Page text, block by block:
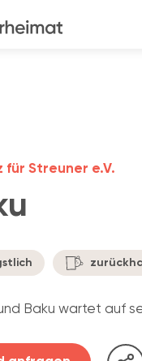
für Streuner e.V.
Baku wartet auf